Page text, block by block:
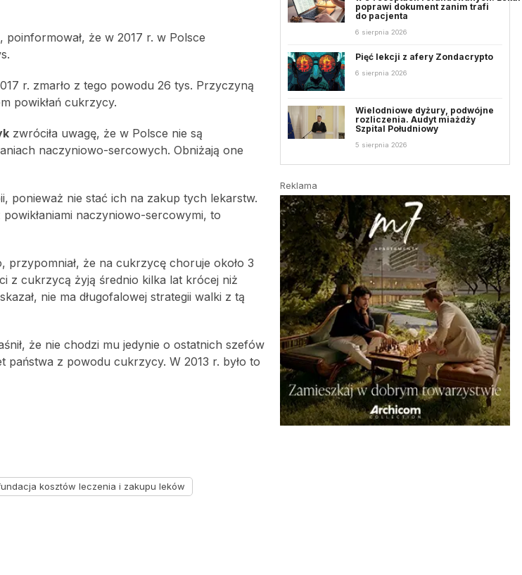
że w 2017 r. w Polsce
r. zmarło z tego powodu 26 tys. Przyczyną
powikłań cukrzycy.
zwróciła uwagę, że w Polsce nie są
naczyniowo-sercowych. Obniżają one
ponieważ nie stać ich na zakup tych lekarstw.
naczyniowo-sercowymi, to
że na cukrzycę choruje około 3
z cukrzycą żyją średnio kilka lat krócej niż
nie ma długofalowej strategii walki z tą
że nie chodzi mu jedynie o ostatnich szefów
z powodu cukrzycy. W 2013 r. było to
kosztów leczenia i zakupu leków
poprawi dokument zanim trafi
do pacjenta
6 sierpnia 2026
Pięć lekcji z afery Zondacrypto
6 sierpnia 2026
Wielodniowe dyżury, podwójne
rozliczenia. Audyt miażdży
Szpital Południowy
5 sierpnia 2026
Reklama